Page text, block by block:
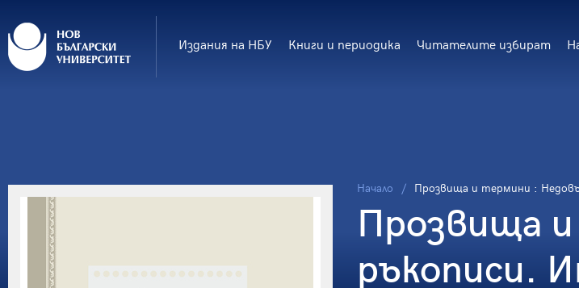
Издания на НБУ Книги и периодика Читателите избират
Начало Прозвища и термини :
Прозвища
ръкописи.